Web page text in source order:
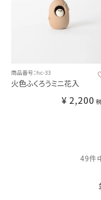
商品番号：hc-33
火色ふくろうミニ花入
¥ 2,200
49件